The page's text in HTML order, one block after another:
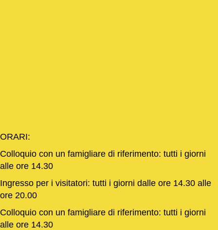
ORARI:
Colloquio con un famigliare di riferimento: tutti i giorni
alle ore 14.30
Ingresso per i visitatori: tutti i giorni dalle ore 14.30 alle
ore 20.00
Colloquio con un famigliare di riferimento: tutti i giorni
alle ore 14.30